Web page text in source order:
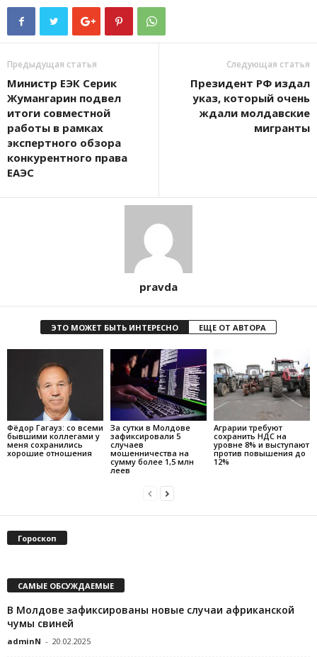
Предыдущая статья
Министр ЕЭК Серик
Жумангарин подвел
итоги совместной
работы в рамках
экспертного обзора
конкурентного права
ЕАЭС
Следующая статья
Президент РФ издал
указ, который очень
ждали молдавские
мигранты
pravda
ЭТО МОЖЕТ БЫТЬ ИНТЕРЕСНО ЕЩЕ ОТ АВТОРА
Фёдор Гагауз: со всеми
бывшими коллегами у
меня сохранились
хорошие отношения
За сутки в Молдове
зафиксировали 5
случаев
мошенничества на
сумму более 1,5 млн
леев
Аграрии требуют
сохранить НДС на
уровне 8% и выступают
против повышения до
12%
Гороскоп
САМЫЕ ОБСУЖДАЕМЫЕ
В Молдове зафиксированы новые случаи африканской
чумы свиней
adminN - 20.02.2025